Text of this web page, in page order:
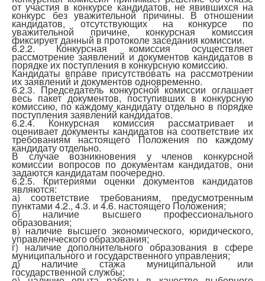
от участия в конкурсе кандидатов, не явившихся на
конкурс без уважительной причины. В отношении
кандидатов, отсутствующих на конкурсе по
уважительной причине, конкурсная комиссия
фиксирует данный в протоколе заседания комиссии.
6.2.2. Конкурсная комиссия осуществляет
рассмотрение заявлений и документов кандидатов в
порядке их поступления в конкурсную комиссию.
Кандидаты вправе присутствовать на рассмотрении
их заявлений и документов одновременно.
6.2.3. Председатель конкурсной комиссии оглашает
весь пакет документов, поступивших в конкурсную
комиссию, по каждому кандидату отдельно в порядке
поступления заявлений кандидатов.
6.2.4. Конкурсная комиссия рассматривает и
оценивает документы кандидатов на соответствие их
требованиям настоящего Положения по каждому
кандидату отдельно.
В случае возникновения у членов конкурсной
комиссии вопросов по документам кандидатов, они
задаются кандидатам поочередно.
6.2.5. Критериями оценки документов кандидатов
являются:
а) соответствие требованиям, предусмотренным
пунктами 4.2., 4.3. и 4.6. настоящего Положения;
б) наличие высшего профессионального
образования;
в) наличие высшего экономического, юридического,
управленческого образования;
г) наличие дополнительного образования в сфере
муниципального и государственного управления;
д) наличие стажа муниципальной или
государственной службы;